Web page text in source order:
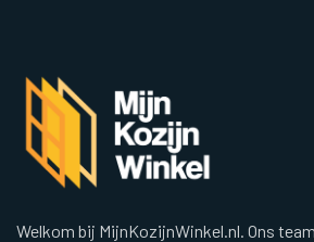
Welkom bij MijnKozijnWinkel.nl. Ons team